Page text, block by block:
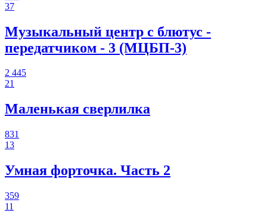
37
Музыкальный центр с блютус -
передатчиком - 3 (МЦБП-3)
2 445
21
Маленькая сверлилка
831
13
Умная форточка. Часть 2
359
11